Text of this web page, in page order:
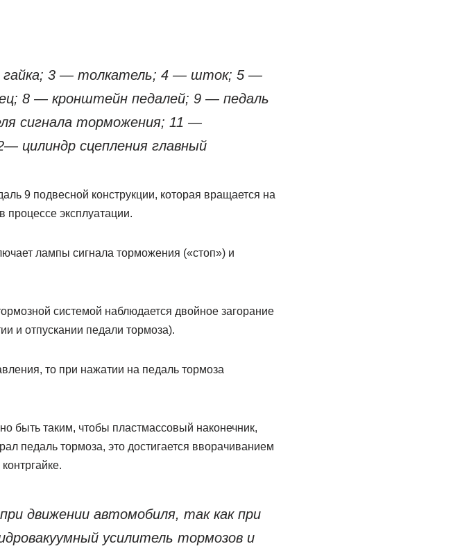
гайка; 3 — толкатель; 4 — шток; 5 —
8 — кронштейн педалей; 9 — педаль
сигнала торможения; 11 —
цилиндр сцепления главный
9 подвесной конструкции, которая вращается на
эксплуатации.
лампы сигнала торможения («стоп») и
системой наблюдается двойное загорание
и отпускании педали тормоза).
то при нажатии на педаль тормоза
быть таким, чтобы пластмассовый наконечник,
педаль тормоза, это достигается вворачиванием
движении автомобиля, так как при
усилитель тормозов и